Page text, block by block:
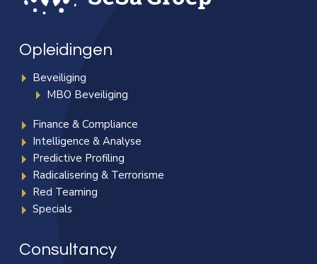
Opleidingen
Beveiliging
MBO Beveiliging
Finance & Compliance
Intelligence & Analyse
Predictive Profiling
Radicalisering & Terrorisme
Red Teaming
Specials
Consultancy